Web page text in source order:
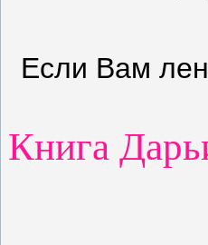
Если Вам
Книга